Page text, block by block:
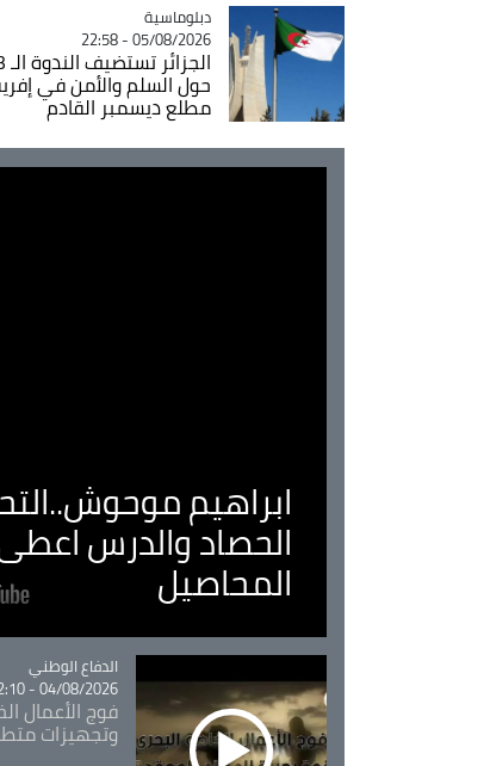
Catégorie
دبلوماسية
05/08/2026 - 22:58
حول السلم والأمن في
مطلع ديسمبر القادم
ابراهيم
الحصاد والدرس
المحاصيل
Catégorie
الدفاع الوطني
04/08/2026 - 12:10
فوج الأعمال
وتجهيزات